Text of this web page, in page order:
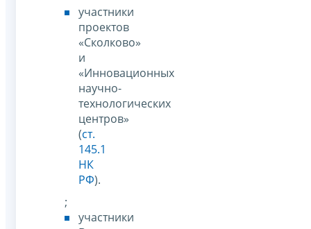
участники
проектов
«Сколково»
и
«Инновационных
научно-
технологических
центров»
(ст.
145.1
НК
РФ).
;
участники